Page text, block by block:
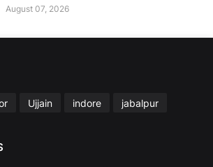
August 07, 2026
Ujjain indore jabalpur